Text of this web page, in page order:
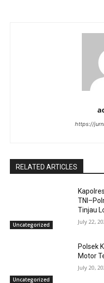
https://
RELATED ARTICLES
Uncategorized
Tinjau
July 22,
Uncategorized
Polsek
Motor
July 20,